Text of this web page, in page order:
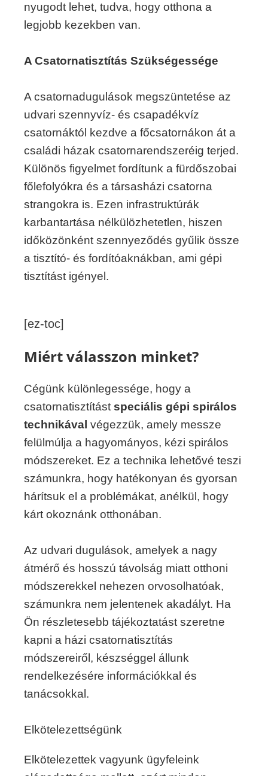
nyugodt lehet, tudva, hogy otthona a
legjobb kezekben van.
A Csatornatisztítás Szükségessége
A csatornadugulások megszüntetése az
udvari szennyvíz- és csapadékvíz
csatornáktól kezdve a főcsatornákon át a
családi házak csatornarendszeréig terjed.
Különös figyelmet fordítunk a fürdőszobai
főlefolyókra és a társasházi csatorna
strangokra is. Ezen infrastruktúrák
karbantartása nélkülözhetetlen, hiszen
időközönként szennyeződés gyűlik össze
a tisztító- és fordítóaknákban, ami gépi
tisztítást igényel.
[ez-toc]
Miért válasszon minket?
Cégünk különlegessége, hogy a
csatornatisztítást speciális gépi spirálos
technikával végezzük, amely messze
felülmúlja a hagyományos, kézi spirálos
módszereket. Ez a technika lehetővé teszi
számunkra, hogy hatékonyan és gyorsan
hárítsuk el a problémákat, anélkül, hogy
kárt okoznánk otthonában.
Az udvari dugulások, amelyek a nagy
átmérő és hosszú távolság miatt otthoni
módszerekkel nehezen orvosolhatóak,
számunkra nem jelentenek akadályt. Ha
Ön részletesebb tájékoztatást szeretne
kapni a házi csatornatisztítás
módszereiről, készséggel állunk
rendelkezésére információkkal és
tanácsokkal.
Elkötelezettségünk
Elkötelezettek vagyunk ügyfeleink